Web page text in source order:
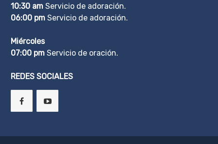
10:30 am Servicio de adoración.
06:00 pm Servicio de adoración.
Miércoles
07:00 pm Servicio de oración.
REDES SOCIALES